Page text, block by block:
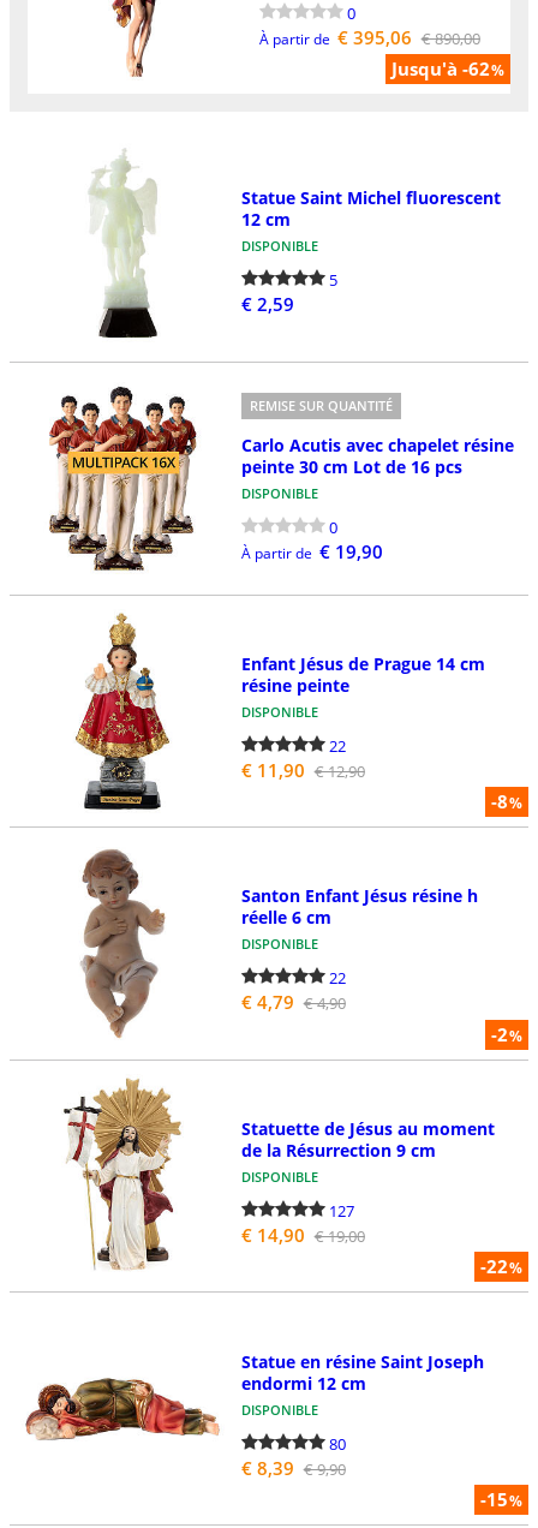
Jusqu'à -62%
0
À partir de € 395,06 € 890,00
Statue Saint Michel fluorescent
12 cm
DISPONIBLE
5
€ 2,59
REMISE SUR QUANTITÉ
Carlo Acutis avec chapelet résine
peinte 30 cm Lot de 16 pcs
DISPONIBLE
0
À partir de € 19,90
-8%
Enfant Jésus de Prague 14 cm
résine peinte
DISPONIBLE
22
€ 11,90 € 12,90
-2%
Santon Enfant Jésus résine h
réelle 6 cm
DISPONIBLE
22
€ 4,79 € 4,90
-22%
Statuette de Jésus au moment
de la Résurrection 9 cm
DISPONIBLE
127
€ 14,90 € 19,00
-15%
Statue en résine Saint Joseph
endormi 12 cm
DISPONIBLE
80
€ 8,39 € 9,90